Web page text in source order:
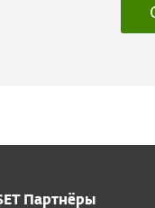
Партнёры